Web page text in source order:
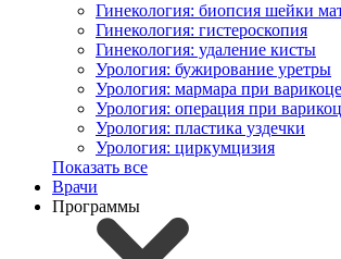
Гинекология: биопсия шейки
Гинекология: гистероскопия
Гинекология: удаление кисты
Урология: бужирование уретры
Урология: мармара при
Урология: операция при
Урология: пластика уздечки
Урология: циркумцизия
Показать все
Врачи
Программы